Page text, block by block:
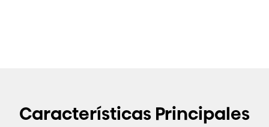
Características Principales